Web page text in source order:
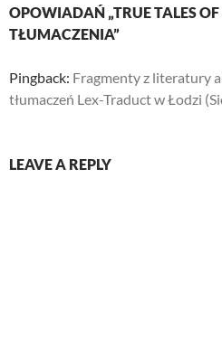
OPOWIADAŃ „TRUE TALES
TŁUMACZENIA”
Pingback: Fragmenty z literatury
tłumaczeń Lex-Traduct w Łodzi
LEAVE A REPLY